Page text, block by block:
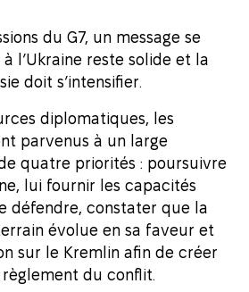
du G7, un message se
l’Ukraine reste solide et la
doit s’intensifier.
diplomatiques, les
parvenus à un large
quatre priorités : poursuivre
lui fournir les capacités
défendre, constater que la
évolue en sa faveur et
sur le Kremlin afin de créer
règlement du conflit.